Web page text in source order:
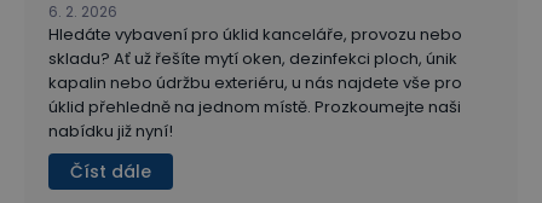
Hledáte vybavení pro úklid kanceláře, provozu nebo
skladu? Ať už řešíte mytí oken, dezinfekci ploch, únik
kapalin nebo údržbu exteriéru, u nás najdete vše pro
úklid přehledně na jednom místě. Prozkoumejte naši
nabídku již nyní!
6. 2. 2026
Číst dále